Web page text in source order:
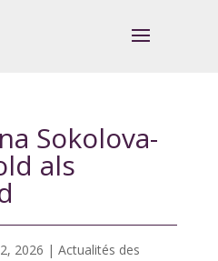
Sokolova-
als
2026 | Actualités des